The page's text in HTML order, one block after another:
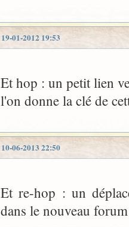
19-01-2012 19:53
Et hop : un petit lien
l'on donne la clé de
10-06-2013 22:50
Et re-hop : un
dans le nouveau